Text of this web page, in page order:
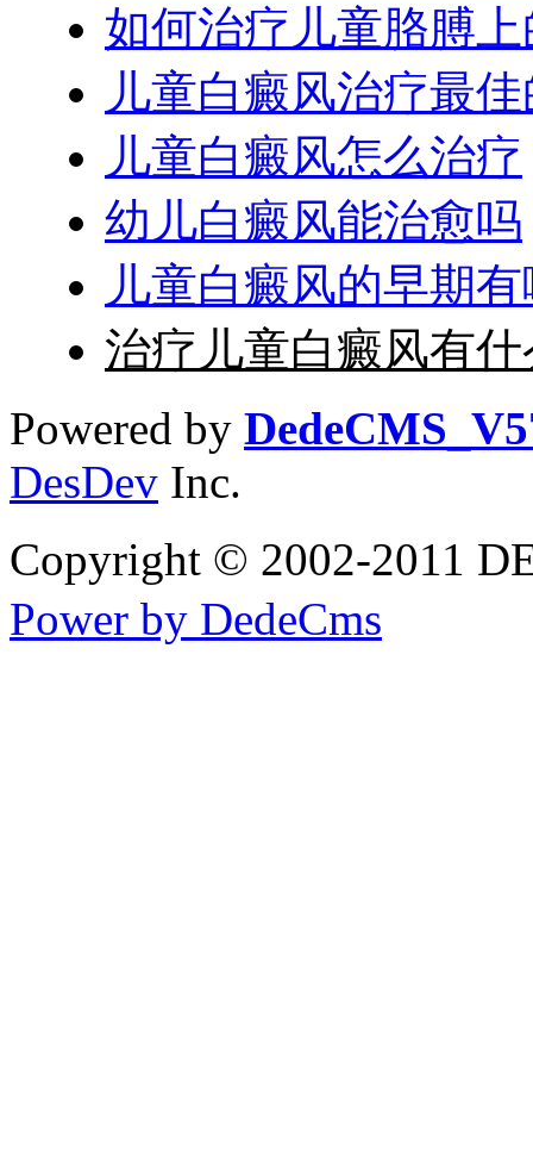
如何治疗儿童胳膊
儿童白癜风治疗最
儿童白癜风怎么治疗
幼儿白癜风能治愈吗
儿童白癜风的早期
治疗儿童白癜风有
Powered by
DesDev Inc.
Copyright © 2002-2011
Power by DedeCms